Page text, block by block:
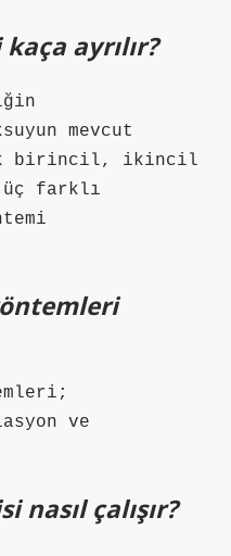
ayrılır?
mevcut
birincil, ikincil
farklı
ve
nasıl çalışır?